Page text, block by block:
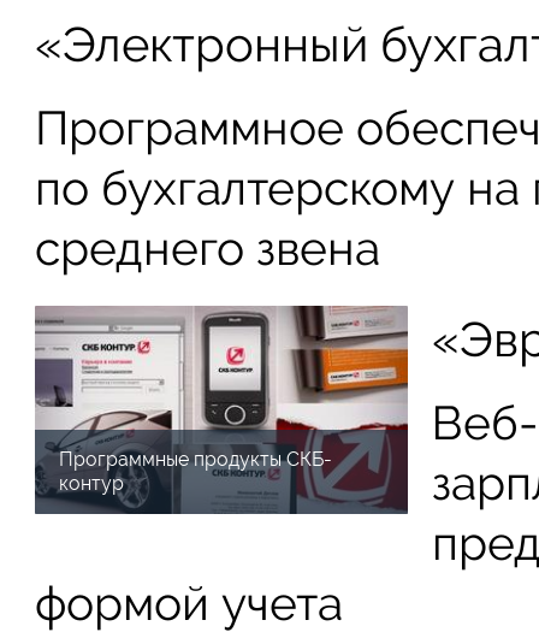
«Электронный
Программное
по бухгалтерскому
среднего звена
Программные продукты СКБ-
контур
формой учета